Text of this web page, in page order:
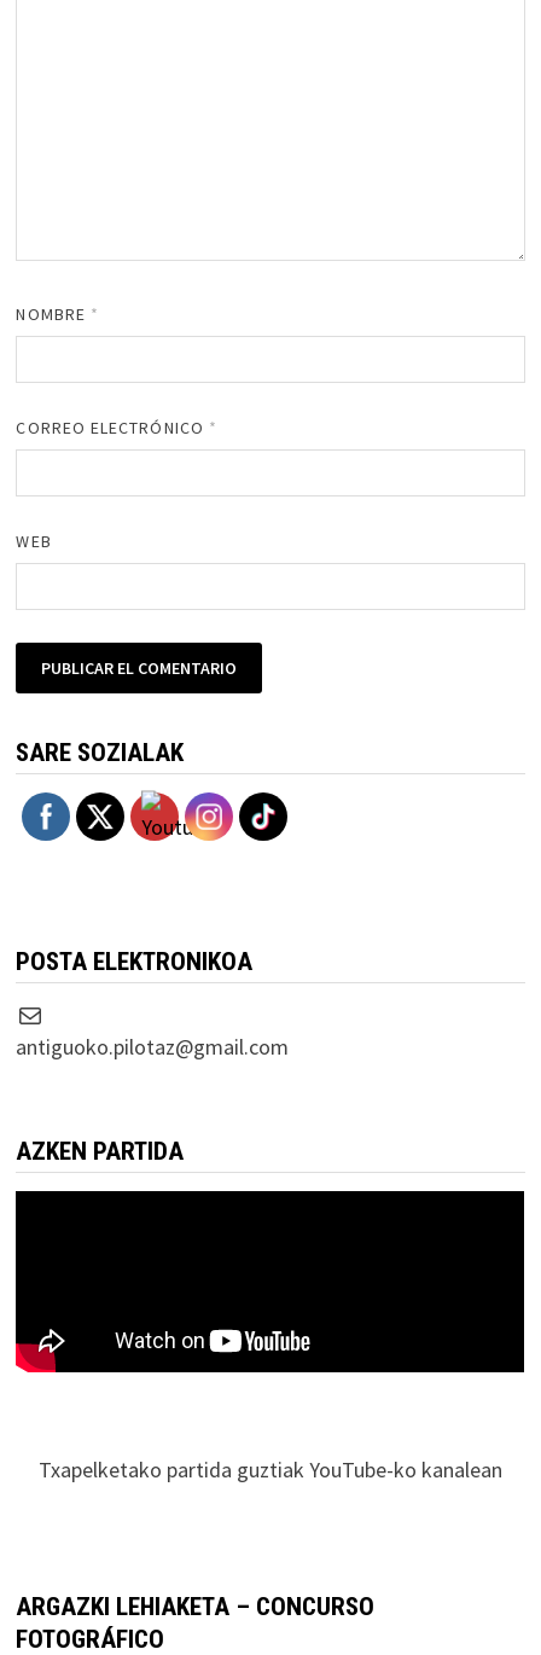
NOMBRE *
CORREO ELECTRÓNICO *
WEB
SARE SOZIALAK
POSTA ELEKTRONIKOA
Correo electrónico
antiguoko.pilotaz@gmail.com
AZKEN PARTIDA
Txapelketako partida guztiak YouTube-ko kanalean
ARGAZKI LEHIAKETA – CONCURSO
FOTOGRÁFICO